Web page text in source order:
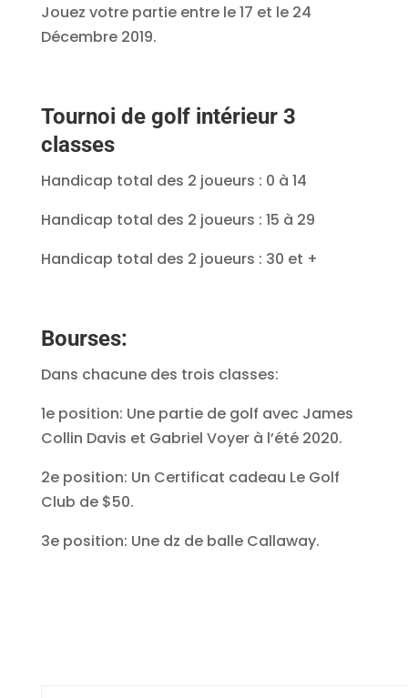
Jouez votre partie entre le 17 et le 24
Décembre 2019.
Tournoi de golf intérieur 3
classes
Handicap total des 2 joueurs : 0 à 14
Handicap total des 2 joueurs : 15 à 29
Handicap total des 2 joueurs : 30 et +
Bourses:
Dans chacune des trois classes:
1e position: Une partie de golf avec James
Collin Davis et Gabriel Voyer à l’été 2020.
2e position: Un Certificat cadeau Le Golf
Club de $50.
3e position: Une dz de balle Callaway.